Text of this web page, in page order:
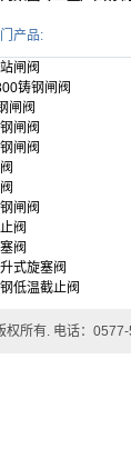
产品:
闸阀
铸钢闸阀
闸阀
闸阀
闸阀
闸阀
阀
阀
式旋塞阀
低温截止阀
权所有. 电话：